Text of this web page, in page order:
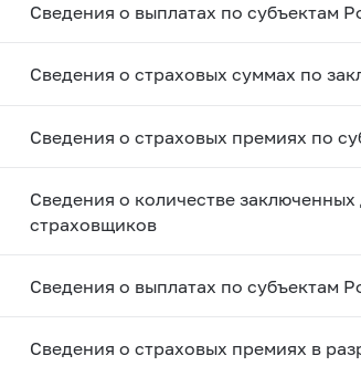
Сведения о выплатах по субъектам
Сведения о страховых суммах по
Сведения о страховых премиях по
Сведения о количестве
страховщиков
Сведения о выплатах по субъектам
Сведения о страховых премиях в